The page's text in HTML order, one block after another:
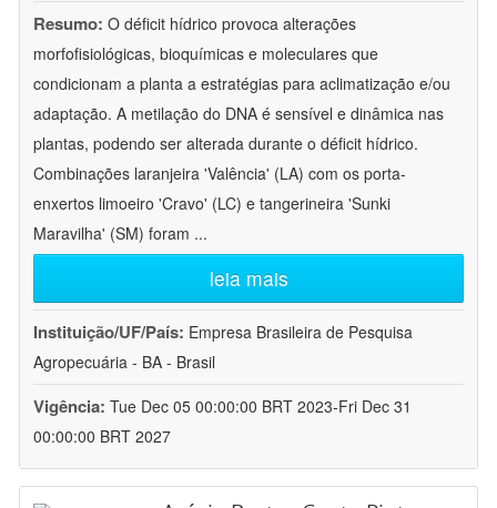
Resumo: O déficit hídrico provoca alterações
morfofisiológicas, bioquímicas e moleculares que
condicionam a planta a estratégias para aclimatização e/ou
adaptação. A metilação do DNA é sensível e dinâmica nas
plantas, podendo ser alterada durante o déficit hídrico.
Combinações laranjeira 'Valência' (LA) com os porta-
enxertos limoeiro 'Cravo' (LC) e tangerineira 'Sunki
Maravilha' (SM) foram ...
leia mais
Instituição/UF/País: Empresa Brasileira de Pesquisa
Agropecuária - BA - Brasil
Vigência: Tue Dec 05 00:00:00 BRT 2023-Fri Dec 31
00:00:00 BRT 2027